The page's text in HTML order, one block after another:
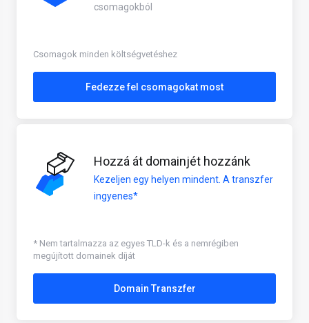
csomagokból
Csomagok minden költségvetéshez
Fedezze fel csomagokat most
Hozzá át domainjét hozzánk
Kezeljen egy helyen mindent. A transzfer
ingyenes*
* Nem tartalmazza az egyes TLD-k és a nemrégiben
megújított domainek díját
Domain Transzfer